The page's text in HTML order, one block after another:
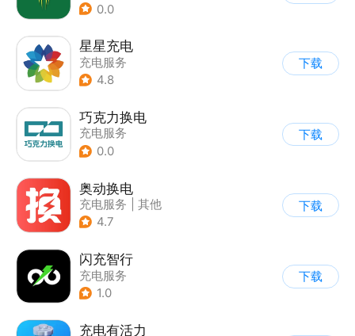
0.0
星星充电
充电服务
4.8
下载
巧克力换电
充电服务
0.0
下载
奥动换电
充电服务
其他
4.7
下载
闪充智行
充电服务
1.0
下载
充电有活力